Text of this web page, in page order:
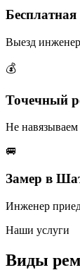
Бесплатная
Выезд
💰
Точечный
Не
🚐
Замер в
Инженер
Наши услуги
Виды